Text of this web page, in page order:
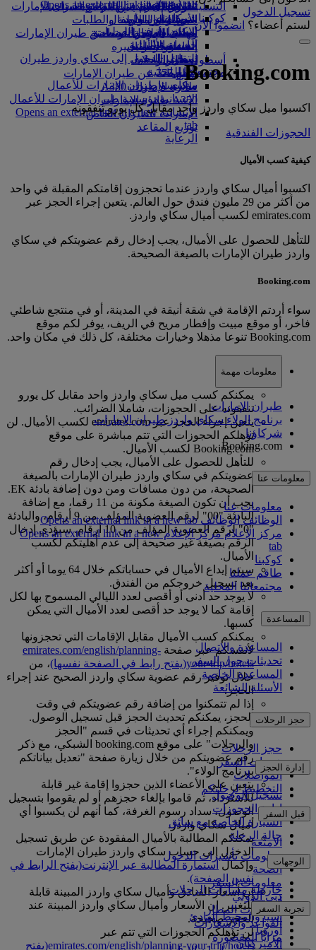
تناول الطعام في الدرجة السياحية
الممتازة
وجبات الدرجة السياحية
المشروبات
أسطول طائراتنا
بوينج 777
طائرة الإمارات A380
A350 طائرة الإمارات
الإمارات للطيران الخاص
توزيع المقاعد
السوق الحرة
متجرنا الرسمي
التسلية للأطفال
الترفيه عن الأطفال
ألعاب الأطفال
أنشطة للأطفال
in a new tab
كوكبنا
الاستدامة في العمليات
السياسة البيئية
التقارير البيئية
مجتمعاتنا المحلية
مؤسسة طيران الإمارات للأعمال
الإنسانيةمؤسسة طيران الإمارات للأعمال
الإنسانية Opens an external link in a new
tab
الرعاية
Opens an external link in a new tab
شركاؤنا
سكاي واردز رايل
حاسبة الأميال
تسجيل الدخول إلى سكاي واردز طيران
الإمارات
سكاي واردز+
السفر لأصحاب الهمم مع طيران الإمارات
المساعدة الخاصة والطلبات
تجربتكم على متن الطائرة
الأدوات والموارد
الهاتف المتحرك وتطبيق طيران الإمارات
إلغاء حجز أو تغييره
تعطل الرحلات
معلومات عن طيران الإمارات
تسجيل الدخول
لستم أعضاء؟ انضموا الآن
Booking.com
اكسبوا ميل سكاي واردز واحد مقابل كل يورو تنفقونه
الحجوزات الفندقية
كيفية كسب الأميال
اكسبوا أميال سكاي واردز عندما تحجزون إقامتكم المقبلة في واحد
من أكثر من 29 مليون فندق حول العالم. يتعين إجراء الحجز عبر
emirates.com لكسب أميال سكاي واردز.
للتأهل للحصول على الأميال، يجب إدخال رقم عضويتكم في سكاي
واردز طيران الإمارات بالصيغة الصحيحة.
Booking.com
سواء أردتم الإقامة في شقة أنيقة في المدينة، أو في منتجع شاطئي
فاخر، أو موقع مبيت وإفطار مريح في الريف، يوفر لكم موقع
Booking.com تنوعا مذهلا وخيارات مختلفة، كل ذلك في مكان واحد.
معلومات مهمة
يمكنكم كسب ميل سكاي واردز واحد مقابل كل يورو
تنفقونه على الحجوزات، شاملا الضرائب.
يتعين إجراء الحجز عبر emirates.com لكسب الأميال. لن
تؤهلكم الحجوزات التي تتم مباشرة على موقع
Booking.com لكسب الأميال.
للتأهل للحصول على الأميال، يجب إدخال رقم
عضويتكم في سكاي واردز طيران الإمارات بالصيغة
الصحيحة، من دون مسافات ومن دون إضافة بادئة EK.
يجب أن تكون الصيغة مكونة من 11 رقما، مع إضافة
البادئة "00" لرقم العضوية المؤلف من 9 أرقام، والبادئة
"0" لرقم العضوية المؤلف من 10 أرقام. سيؤدي إدخال
الرقم بصيغة غير صحيحة إلى عدم أهليتكم لكسب
الأميال.
سيتم إيداع الأميال في حساباتكم خلال 64 يوما أو أكثر
بعد تسجيل خروجكم من الفندق.
لا يوجد حد أدنى أو أقصى لعدد الليالي المسموح بها لكل
إقامة كما لا يوجد حد أقصى لعدد الأميال التي يمكن
كسبها.
يمكنكم كسب الأميال مقابل الإقامات التي تحجزونها
لأنفسكم عبر صفحة emirates.com/english/planning-
your-trip/hotels(يفتح رابط في الصفحة نفسها)، من
خلال توفير رقم عضوية سكاي واردز الصحيح عند إجراء
الحجز.
إذا لم تتمكنوا من إضافة رقم عضويتكم في وقت
الحجز، يمكنكم تحديث الحجز قبل تسجيل الوصول.
ويمكنكم إجراء أي تحديثات في قسم "الحجز
والرحلات" على موقع booking.com الشبكي، مع ذكر
رقم عضويتكم من خلال زيارة صفحة "تعديل بياناتكم
ببرنامج الولاء".
يتعين على الأعضاء الذين حجزوا إقامة غير قابلة
للاسترداد، ثم قاموا بإلغاء حجزهم أو لم يقوموا بتسجيل
الوصول، سداد رسوم الغرفة، كما أنهم لن يكسبوا أي
أميال سكاي واردز.
يمكنكم المطالبة بالأميال المفقودة عن طريق تسجيل
الدخول إلى حساب سكاي واردز طيران الإمارات
وإكمالاستمارة المطالبة عبر الإنترنت(يفتح الرابط في
نفس الصفحة).
إن أسعار الفنادق وأميال سكاي واردز المبينة قابلة
للتغيير. إن الأسعار وأميال سكاي واردز المبينة عند
الحجز صحيحة.
لن تؤهلكم الحجوزات التي تتم عبر
emirates.com/english/planning-your-trip/hotels(يفتح
طيران الإمارات
برنامج الولاء سكاي واردز طيران الإمارات
شركاؤنا
Booking.com
معلومات عنا
معلومات عنا
الوظائفالوظائف Opens an external link in a new tab
مركز الإعلام
مركز الإعلام Opens an external link in a new
tab
كوكبنا
طاقم عملنا
مجتمعاتنا المحلية
المساعدة
المساعدة والاتصال
تحديثات حول السفر
المساعدة الخاصة
الأسئلة الشائعة
حجز الرحلات
حجز الرحلات
خدمات السفر
المواصلات
التخطيط لرحلتكم
إدارة الحجز
تسجيل الوصول
إدارة الحجوزات
السيارة الخاصة مع سائق
حالة الرحلة
قبل السفر
الأمتعة
معلومات تأشيرات الدخول
الصحة
معلومات السفر
دبي الدولي
مواصلات المطار
القواعد والإشعارات
الوجهات
خارطة مسارات الرحلات
أفريقيا
آسيا والمحيط الهادئ
أوروبا
الأميركتان
تجربة السفر
مزايا المقصورة